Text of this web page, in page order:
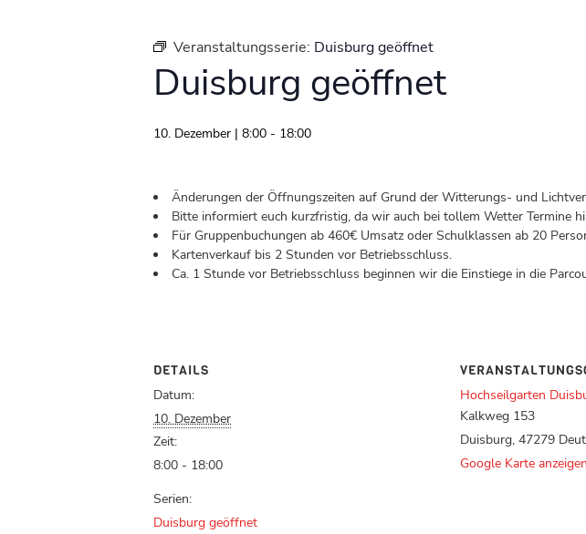
Veranstaltungsserie: Duisburg geöffnet
Duisburg geöffnet
10. Dezember | 8:00 - 18:00
Änderungen der Öffnungszeiten auf Grund der Witterungs- und
Bitte informiert euch kurzfristig, da wir auch bei tollem Wetter Termine
Für Gruppenbuchungen ab 460€ Umsatz oder Schulklassen ab 20
Kartenverkauf bis 2 Stunden vor Betriebsschluss.
Ca. 1 Stunde vor Betriebsschluss beginnen wir die Einstiege in die
DETAILS
Datum:
10. Dezember
Zeit:
8:00 - 18:00
Serien:
Duisburg geöffnet
Hochseilgarten
Kalkweg 153
Duisburg, 47279
Google Karte anzeigen